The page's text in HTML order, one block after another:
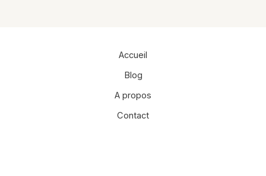
Accueil
Blog
A propos
Contact